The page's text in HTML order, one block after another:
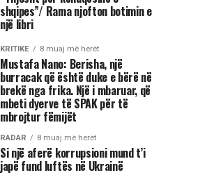
shqipes”/ Rama njofton botimin e
një libri
KRITIKE 8 muaj më herët
Mustafa Nano: Berisha, një
burracak që është duke e bërë në
brekë nga frika. Një i mbaruar, që
mbeti dyerve të SPAK për të
mbrojtur fëmijët
RADAR 8 muaj më herët
Si një aferë korrupsioni mund t’i
japë fund luftës në Ukrainë